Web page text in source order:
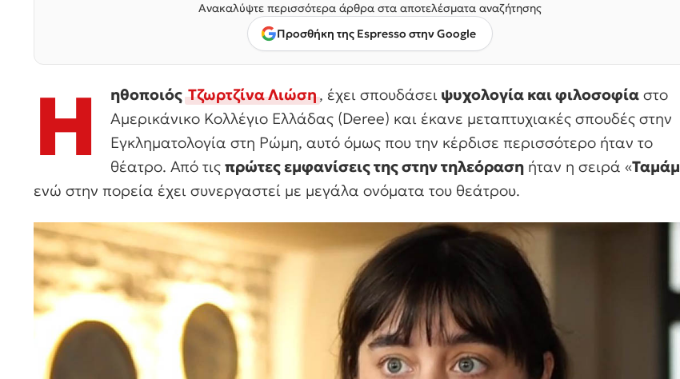
Ανακαλύψτε περισσότερα άρθρα στα αποτελέσματα αναζήτησης
Προσθήκη της Espresso στην Google
Η ηθοποιόςΤζωρτζίνα Λιώση, έχει σπουδάσει ψυχολογία και φιλοσοφία στο
Αμερικάνικο Κολλέγιο Ελλάδας (Deree) και έκανε μεταπτυχιακές σπουδές στην
Εγκληματολογία στη Ρώμη, αυτό όμως που την κέρδισε περισσότερο ήταν το
θέατρο. Από τις πρώτες εμφανίσεις της στην τηλεόραση ήταν η σειρά «Ταμάμ
ενώ στην πορεία έχει συνεργαστεί με μεγάλα ονόματα του θεάτρου.